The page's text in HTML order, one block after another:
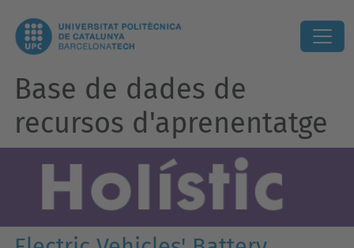
Base de dades de
recursos d'aprenentatge